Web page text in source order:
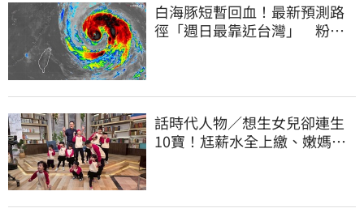
白海豚短暫回血！最新預測路
徑「週日最靠近台灣」 粉
話時代人物／想生女兒卻連生
10寶！尪薪水全上繳、嫩媽吐